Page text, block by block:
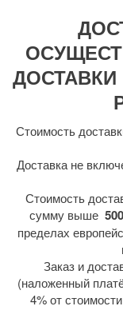
Стоимость
Доставка не
Стоимость
сумму выше
пределах
Заказ и
(наложенный
4% от